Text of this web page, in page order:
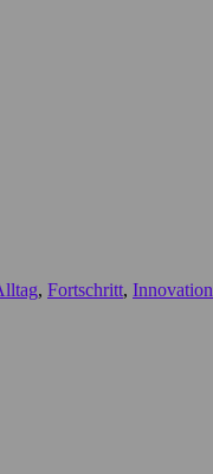
, Fortschritt, Innovation